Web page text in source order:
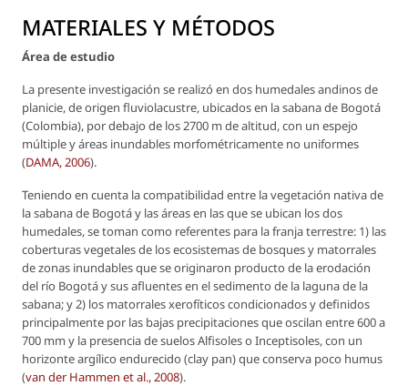
MATERIALES Y MÉTODOS
Área de estudio
La presente investigación se realizó en dos humedales andinos de
planicie, de origen fluviolacustre, ubicados en la sabana de Bogotá
(Colombia), por debajo de los 2700 m de altitud, con un espejo
múltiple y áreas inundables morfométricamente no uniformes
(DAMA, 2006).
Teniendo en cuenta la compatibilidad entre la vegetación nativa de
la sabana de Bogotá y las áreas en las que se ubican los dos
humedales, se toman como referentes para la franja terrestre: 1) las
coberturas vegetales de los ecosistemas de bosques y matorrales
de zonas inundables que se originaron producto de la erodación
del río Bogotá y sus afluentes en el sedimento de la laguna de la
sabana; y 2) los matorrales xerofíticos condicionados y definidos
principalmente por las bajas precipitaciones que oscilan entre 600 a
700 mm y la presencia de suelos Alfisoles o Inceptisoles, con un
horizonte argílico endurecido (clay pan) que conserva poco humus
(van der Hammen et al., 2008).